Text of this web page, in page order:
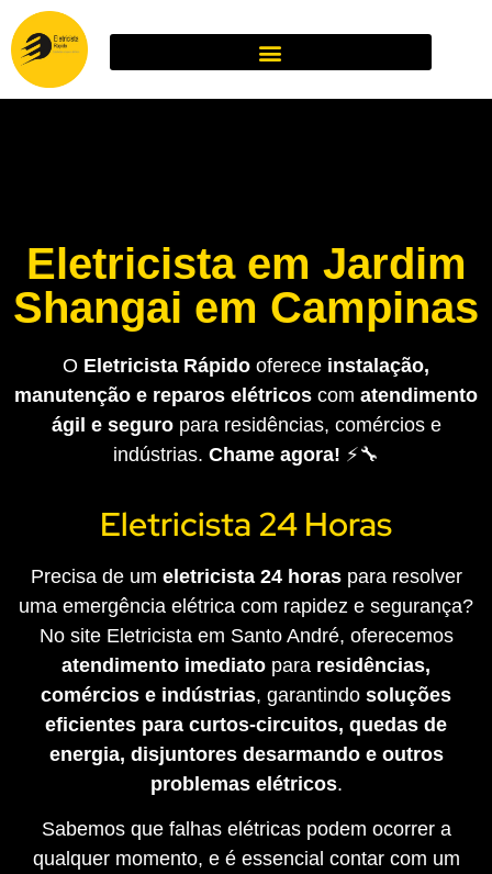
Eletricista em Jardim
Shangai em Campinas
O Eletricista Rápido oferece instalação,
manutenção e reparos elétricos com atendimento
ágil e seguropara residências, comércios e
indústrias. Chame agora! ⚡🔧
Eletricista 24 Horas
Precisa de um eletricista 24 horaspara resolver
uma emergência elétrica com rapidez e segurança?
No site Eletricista em Santo André, oferecemos
atendimento imediato para residências,
comércios e indústrias, garantindo soluções
eficientes para curtos-circuitos, quedas de
energia, disjuntores desarmando e outros
problemas elétricos.
Sabemos que falhas elétricas podem ocorrer a
qualquer momento, e é essencial contar com um